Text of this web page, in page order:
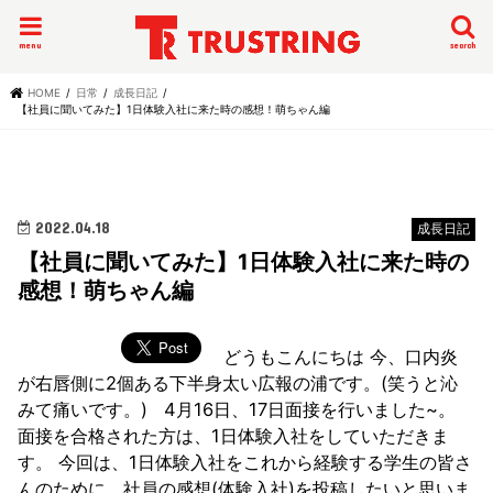
search
menu
HOME 日常
成長日記
【社員に聞いてみた】1日体験入社に来た時の感想！萌ちゃん編
成長日記
2022.04.18
【社員に聞いてみた】1日体験入社に来た時の
感想！萌ちゃん編
どうもこんにちは 今、口内炎
が右唇側に2個ある下半身太い広報の浦です。(笑うと沁
みて痛いです。) 4月16日、17日面接を行いました~。
面接を合格された方は、1日体験入社をしていただきま
す。 今回は、1日体験入社をこれから経験する学生の皆さ
んのために、社員の感想(体験入社)を投稿したいと思いま